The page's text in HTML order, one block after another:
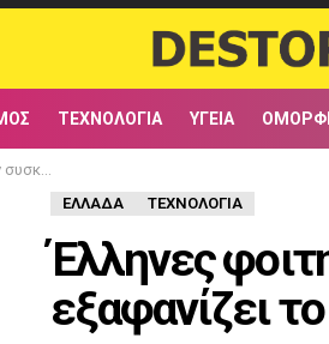
ΤΕΧΝΟΛΟΓΊΑ ΥΓΕΊΑ
Πάρκινσον
ΕΛΛΆΔΑ
ΤΕΧΝΟΛΟΓΊΑ
Έλληνες
εξαφανίζει